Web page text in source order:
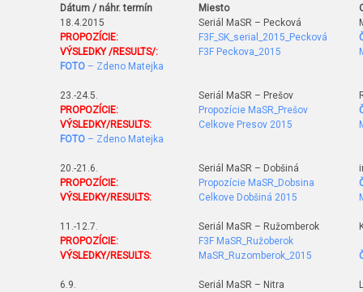
Dátum / náhr. termín Miesto
18.4.2015
Seriál MaSR – Pecková
PROPOZÍCIE:
F3F_SK_serial_2015_Pecková
VÝSLEDKY /RESULTS/:
F3F Peckova_2015
FOTO – Zdeno Matejka
23.-24.5. Seriál MaSR – Prešov
PROPOZÍCIE:
Propozície MaSR_Prešov
VÝSLEDKY/RESULTS:
Celkove Presov 2015
FOTO – Zdeno Matejka
20.-21.6. Seriál MaSR – Dobšiná
PROPOZÍCIE:
Propozície MaSR_Dobsina
VÝSLEDKY/RESULTS:
Celkove Dobšiná 2015
11.-12.7. Seriál MaSR – Ružomberok
PROPOZÍCIE:
F3F MaSR_Ružoberok
VÝSLEDKY/RESULTS:
MaSR_Ruzomberok_2015
6.9. Seriál MaSR – Nitra